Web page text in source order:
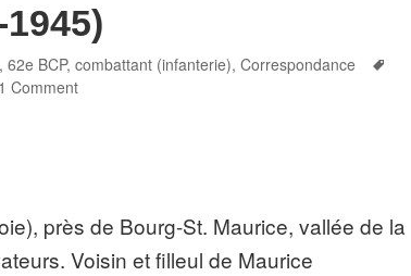
,62e BCP,combattant (infanterie),Correspondance
1 Comment
près de Bourg-St. Maurice, vallée de la
Voisin et filleul de Maurice